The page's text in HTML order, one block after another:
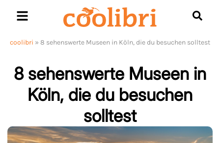
coolibri » 8 sehenswerte Museen in Köln, die du besuchen solltest
8 sehenswerte Museen in
Köln, die du besuchen
solltest